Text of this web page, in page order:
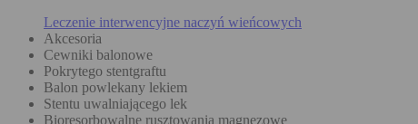
Leczenie interwencyjne naczyń wieńcowych
Akcesoria
Cewniki balonowe
Pokrytego stentgraftu
Balon powlekany lekiem
Stentu uwalniającego lek
Bioresorbowalne rusztowania magnezowe